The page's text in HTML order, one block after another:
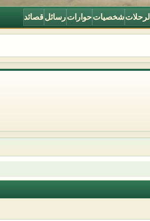
الرحلات شخصيات حوارات رسائل قصائد